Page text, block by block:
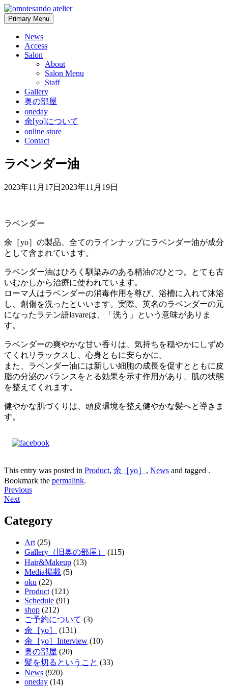
Skip
to
content
Primary Menu
News
Access
Salon
About
Salon Menu
Staff
Gallery
奥の部屋
oneday
余[yo]について
online store
Contact
ラベンダー油
2023年11月17日 2023年11月19日
ラベンダー
余［yo］の製品、全てのラインナップにラベンダー油が成分
として含まれています。
ラベンダー油はひろく馴染みのある精油のひとつ。とても古
いむかしから治療に使われています。
ローマ人はラベンダーの消毒作用を尊び、浴槽に入れて沐浴
し、創傷を洗ったといいます。実際、英名のラベンダーの元
になったラテン語lavareは、「洗う」という意味がありま
す。
ラベンダーの爽やかな甘い香りは、気持ちを穏やかにしずめ
てくれリラックスし、心身ともに安らかに。
また、ラベンダー油には新しい細胞の成長を促すとともに皮
脂の分泌のバランスをとる効果を示す作用があり、肌の状態
を整えてくれます。
健やかな肌づくりは、頭皮環境を整え健やかな髪へと導きま
す。
This entry was posted in Product, 余［yo］ , News and tagged .
Bookmark the permalink.
Post
navigation
Previous
Next
Category
Art (25)
Gallery（旧奥の部屋）
(115)
Hair&Makeup (13)
Media掲載 (5)
oku (22)
Product (121)
Schedule (91)
shop (212)
ご予約について (3)
余［yo］
(131)
余［yo］Interview (10)
奥の部屋 (20)
髪を切るということ (33)
News (920)
oneday (14)